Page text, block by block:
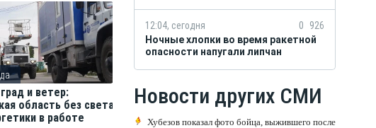
град и ветер:
область без света
в работе
12:04, сегодня 0
926
Ночные хлопки во время ракетной
опасности напугали липчан
Новости других СМИ
Хубезов показал фото бойца, выжившего после